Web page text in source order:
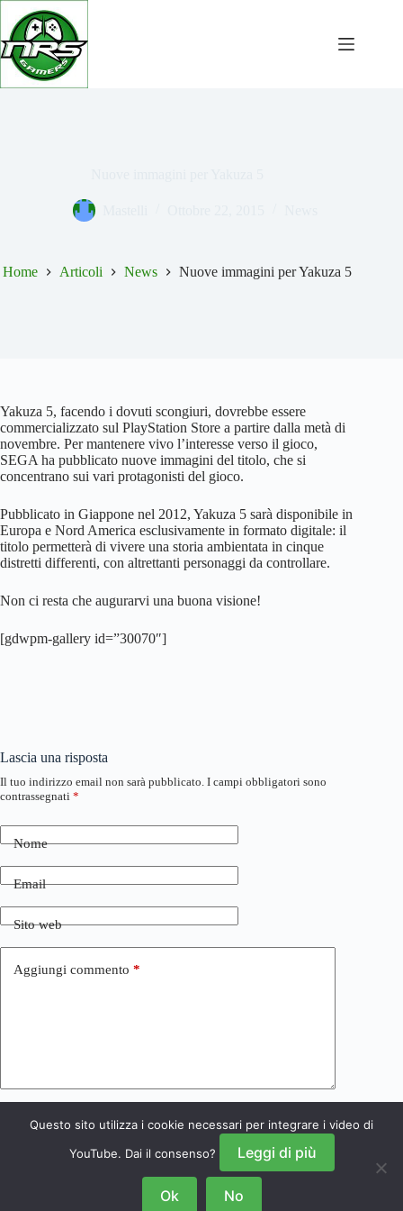
Salta
contenuto
Home Articoli News Nuove immagini per Yakuza 5
Yakuza 5, facendo i dovuti scongiuri, dovrebbe essere
commercializzato sul PlayStation Store a partire dalla metà di
novembre. Per mantenere vivo l’interesse verso il gioco,
SEGA ha pubblicato nuove immagini del titolo, che si
concentrano sui vari protagonisti del gioco.
Pubblicato in Giappone nel 2012, Yakuza 5 sarà disponibile in
Europa e Nord America esclusivamente in formato digitale: il
titolo permetterà di vivere una storia ambientata in cinque
distretti differenti, con altrettanti personaggi da controllare.
Non ci resta che augurarvi una buona visione!
[gdwpm-gallery id=”30070″]
Lascia una risposta
Il tuo indirizzo email non sarà pubblicato. I campi obbligatori sono
contrassegnati *
Nome
Email
Sito web
Aggiungi commento *
Invia commento
Questo sito utilizza i cookie necessari per integrare i video di
YouTube. Dai il consenso?
Leggi di più
Ok No